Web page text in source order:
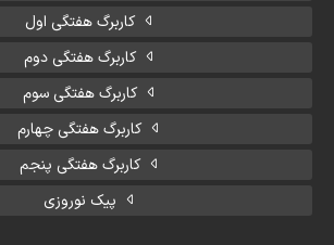
کاربرگ هفتگی اول
کاربرگ هفتگی دوم
کاربرگ هفتگی سوم
کاربرگ هفتگی چهارم
کاربرگ هفتگی پنجم
پیک نوروزی